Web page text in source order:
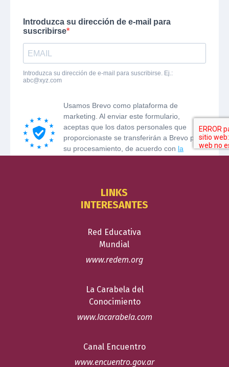
LINKS
INTERESANTES
Red Educativa
Mundial
www.redem.org
La Carabela del
Conocimiento
www.lacarabela.com
Canal Encuentro
www.encuentro.gov.ar